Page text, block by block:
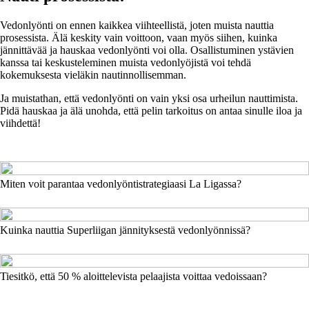
Vedonlyönti on ennen kaikkea viihteellistä, joten muista nauttia
prosessista. Älä keskity vain voittoon, vaan myös siihen, kuinka
jännittävää ja hauskaa vedonlyönti voi olla. Osallistuminen ystävien
kanssa tai keskusteleminen muista vedonlyöjistä voi tehdä
kokemuksesta vieläkin nautinnollisemman.
Ja muistathan, että vedonlyönti on vain yksi osa urheilun nauttimista.
Pidä hauskaa ja älä unohda, että pelin tarkoitus on antaa sinulle iloa ja
viihdettä!
Miten voit parantaa vedonlyöntistrategiaasi La Ligassa?
Kuinka nauttia Superliigan jännityksestä vedonlyönnissä?
Tiesitkö, että 50 % aloittelevista pelaajista voittaa vedoissaan?